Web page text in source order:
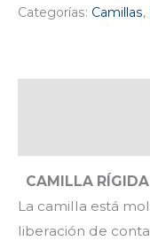
Categorías: Camillas,
CAMILLA
La camilla está
liberación de